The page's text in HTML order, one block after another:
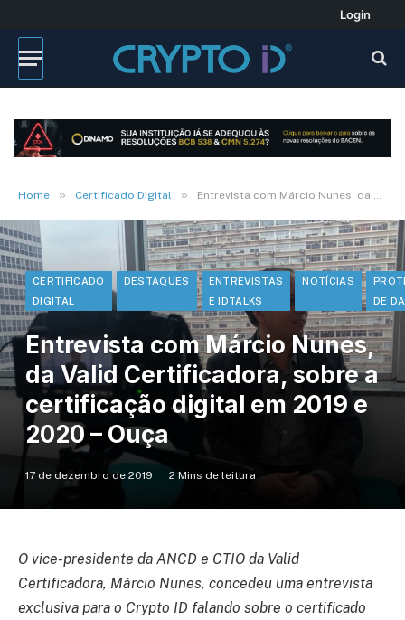
Login
Home » Certificado Digital » Entrevista com Márcio Nunes, da Valid Certificadora, sobre a certificação digital em 2019 e 2020 – Ouça
CERTIFICADO
DIGITAL
DESTAQUES
ENTREVISTAS
E IDTALKS
NOTÍCIAS
DE
Entrevista com Márcio Nunes,
da Valid Certificadora, sobre a
certificação digital em 2019 e
2020 – Ouça
17 de dezembro de 2019 2 Mins de leitura
O vice-presidente da ANCD e CTIO da Valid
Certificadora, Márcio Nunes, concedeu uma entrevista
exclusiva para o Crypto ID falando sobre o certificado